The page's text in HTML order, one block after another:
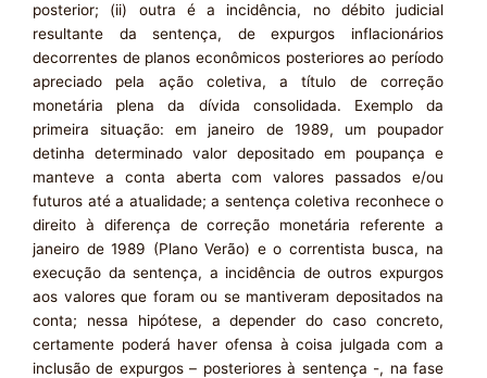
posterior; (ii) outra é a incidência, no débito judicial
resultante da sentença, de expurgos inflacionários
decorrentes de planos econômicos posteriores ao período
apreciado pela ação coletiva, a título de correção
monetária plena da dívida consolidada. Exemplo da
primeira situação: em janeiro de 1989, um poupador
detinha determinado valor depositado em poupança e
manteve a conta aberta com valores passados e/ou
futuros até a atualidade; a sentença coletiva reconhece o
direito à diferença de correção monetária referente a
janeiro de 1989 (Plano Verão) e o correntista busca, na
execução da sentença, a incidência de outros expurgos
aos valores que foram ou se mantiveram depositados na
conta; nessa hipótese, a depender do caso concreto,
certamente poderá haver ofensa à coisa julgada com a
inclusão de expurgos – posteriores à sentença -, na fase